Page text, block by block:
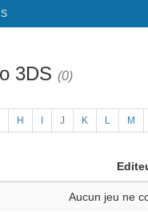
3DS (0)
H J K L M
Aucun jeu ne